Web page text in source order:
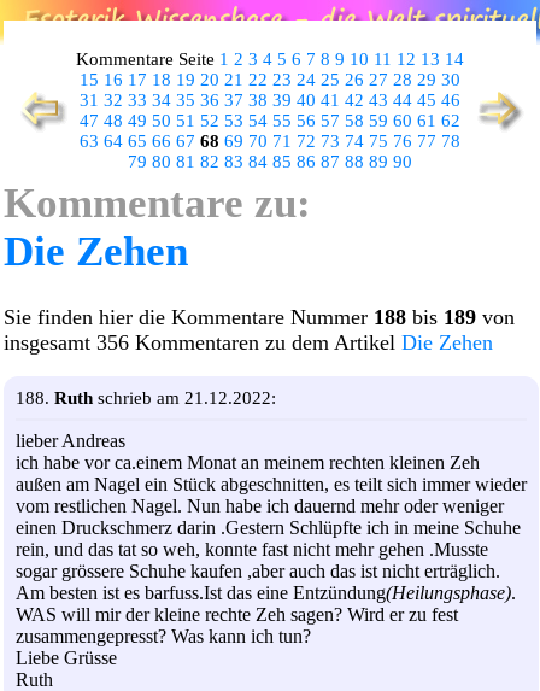
Kommentare Seite 1 2 3 4 5 6 7 8 9 10 11 12 13 14
15 16 17 18 19 20 21 22 23 24 25 26 27 28 29 30
31 32 33 34 35 36 37 38 39 40 41 42 43 44 45 46
47 48 49 50 51 52 53 54 55 56 57 58 59 60 61 62
63 64 65 66 67 68 69 70 71 72 73 74 75 76 77 78
79 80 81 82 83 84 85 86 87 88 89 90
Kommentare zu:
Die Zehen
Sie finden hier die Kommentare Nummer 188 bis 189 von
insgesamt 356 Kommentaren zu dem Artikel Die Zehen
188. Ruth schrieb am 21.12.2022:
lieber Andreas
ich habe vor ca.einem Monat an meinem rechten kleinen Zeh
außen am Nagel ein Stück abgeschnitten, es teilt sich immer wieder
vom restlichen Nagel. Nun habe ich dauernd mehr oder weniger
einen Druckschmerz darin .Gestern Schlüpfte ich in meine Schuhe
rein, und das tat so weh, konnte fast nicht mehr gehen .Musste
sogar grössere Schuhe kaufen ,aber auch das ist nicht erträglich.
Am besten ist es barfuss.Ist das eine Entzündung(Heilungsphase).
WAS will mir der kleine rechte Zeh sagen? Wird er zu fest
zusammengepresst? Was kann ich tun?
Liebe Grüsse
Ruth